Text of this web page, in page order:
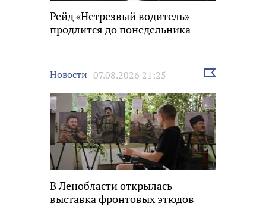
Рейд «Нетрезвый водитель»
продлится до понедельника
Новости 07.08.2026 21:25
Выбрать
В Ленобласти открылась
выставка фронтовых этюдов